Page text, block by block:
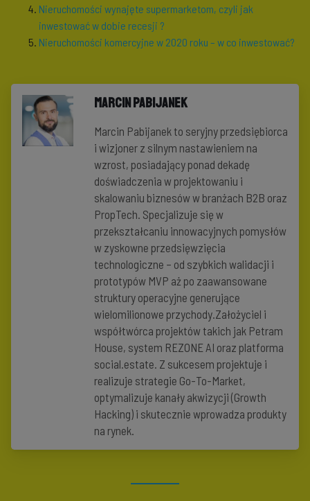
Nieruchomości wynajęte supermarketom, czyli jak
inwestować w dobie recesji ?
Nieruchomości komercyjne w 2020 roku – w co inwestować?
Marcin Pabijanek
Marcin Pabijanek to seryjny przedsiębiorca
i wizjoner z silnym nastawieniem na
wzrost, posiadający ponad dekadę
doświadczenia w projektowaniu i
skalowaniu biznesów w branżach B2B oraz
PropTech. Specjalizuje się w
przekształcaniu innowacyjnych pomysłów
w zyskowne przedsięwzięcia
technologiczne – od szybkich walidacji i
prototypów MVP aż po zaawansowane
struktury operacyjne generujące
wielomilionowe przychody.Założyciel i
współtwórca projektów takich jak Petram
House, system REZONE AI oraz platforma
social.estate. Z sukcesem projektuje i
realizuje strategie Go-To-Market,
optymalizuje kanały akwizycji (Growth
Hacking) i skutecznie wprowadza produkty
na rynek.